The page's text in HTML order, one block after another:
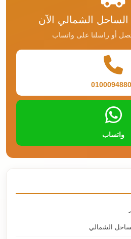
الشمالي الآن
واتساب
الشمالي